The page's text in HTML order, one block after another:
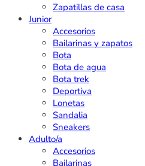
Zapatillas de casa
Junior
Accesorios
Bailarinas y zapatos
Bota
Bota de agua
Bota trek
Deportiva
Lonetas
Sandalia
Sneakers
Adulto/a
Accesorios
Bailarinas